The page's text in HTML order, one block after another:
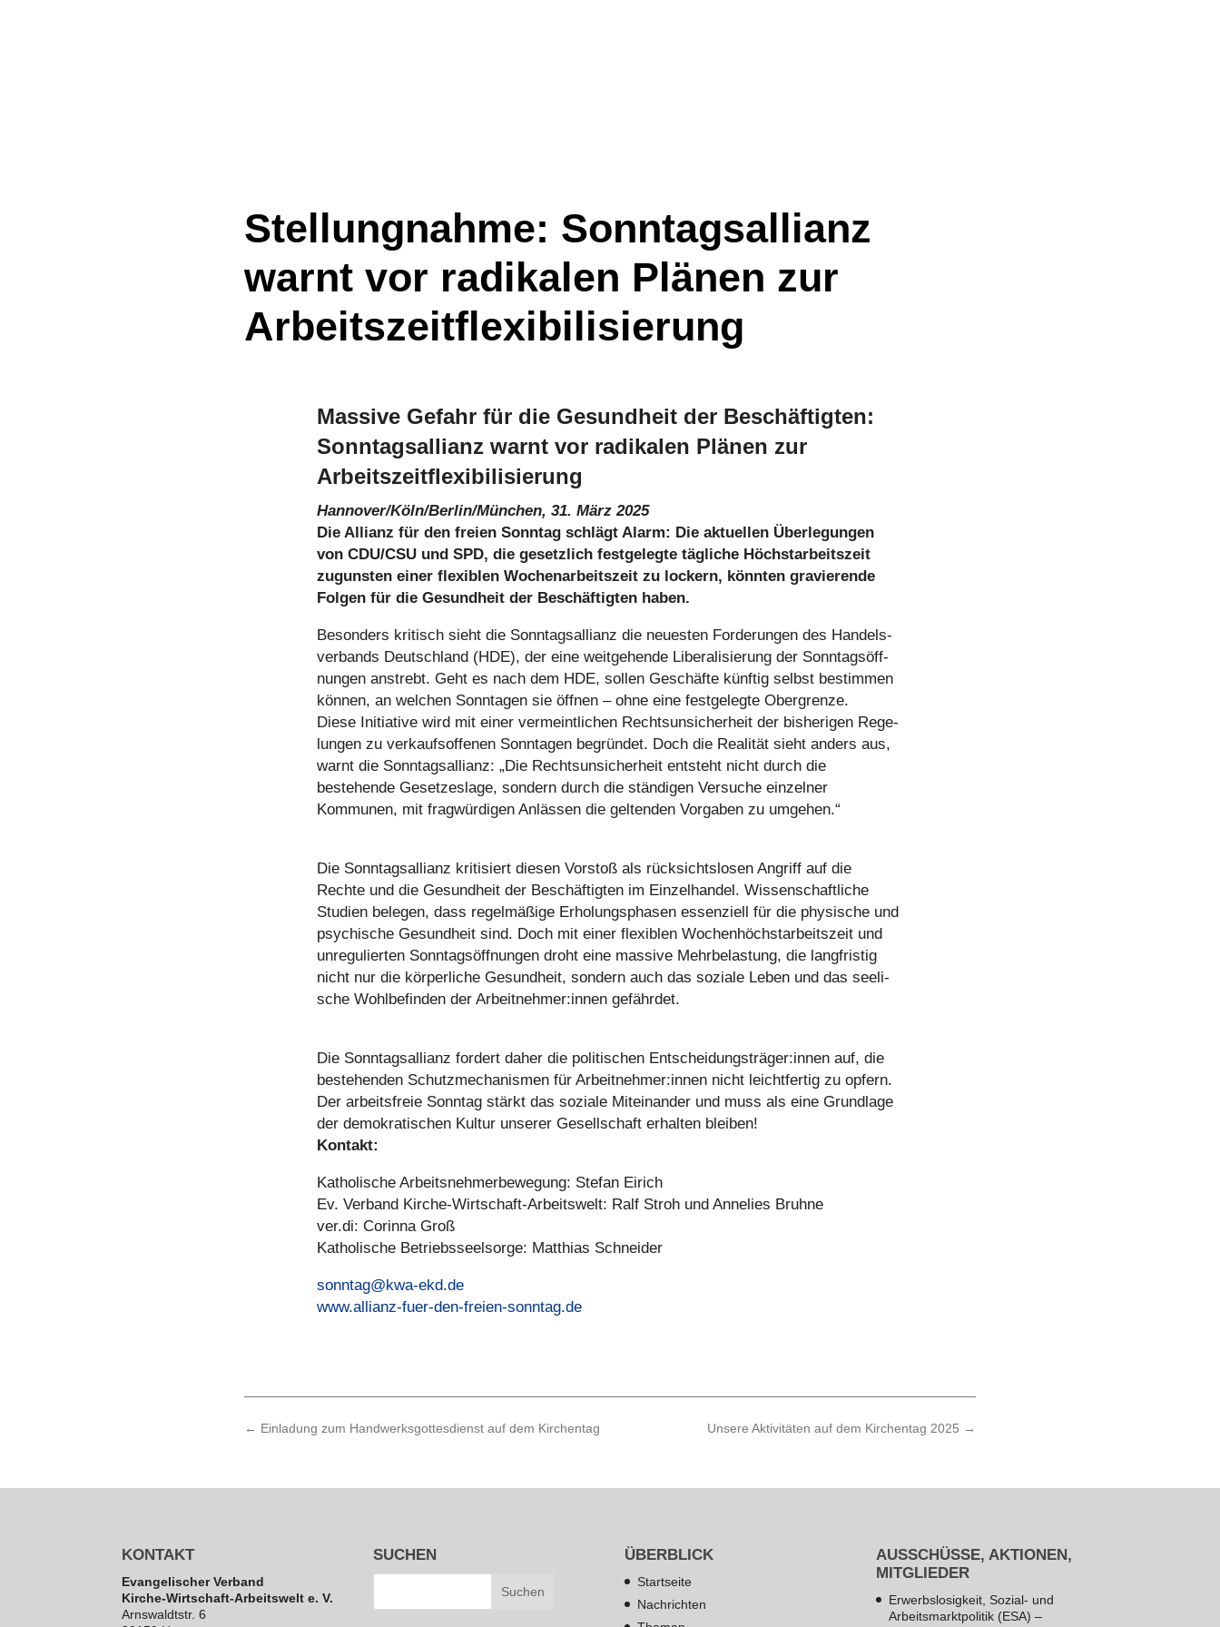
Stellungnahme: Sonntagsallianz
warnt vor radikalen Plänen zur
Arbeitszeitflexibilisierung
Massive Gefahr für die Gesundheit der Beschäftigten:
Sonntagsallianz warnt vor radikalen Plänen zur
Arbeitszeitflexibilisierung
Hannover/Köln/Berlin/München, 31. März 2025
Die Allianz für den freien Sonntag schlägt Alarm: Die aktu­el­len Über­le­gun­gen
von CDU/CSU und SPD, die gesetz­lich fest­ge­legte tägliche Höchst­ar­beits­zeit
zuguns­ten einer fle­xi­blen Wochen­ar­beits­zeit zu lockern, könnten gra­vie­rende
Folgen für die Gesund­heit der Beschäf­tig­ten haben.
Beson­ders kritisch sieht die Sonn­tags­al­li­anz die neuesten For­de­run­gen des Han­dels­
ver­bands Deutsch­land (HDE), der eine weit­ge­hende Libe­ra­li­sie­rung der Sonn­tags­öff­
nun­gen anstrebt. Geht es nach dem HDE, sollen Geschäfte künftig selbst bestim­men
können, an welchen Sonn­ta­gen sie öffnen – ohne eine fest­ge­legte Ober­grenze.
Diese Initia­tive wird mit einer ver­meint­li­chen Rechts­un­si­cher­heit der bis­he­ri­gen Rege­
lun­gen zu ver­kaufs­of­fe­nen Sonn­ta­gen begrün­det. Doch die Realität sieht anders aus,
warnt die Sonn­tags­al­li­anz: „Die Rechts­un­si­cher­heit entsteht nicht durch die
bestehende Geset­zes­lage, sondern durch die stän­di­gen Versuche ein­zel­ner
Kommunen, mit frag­wür­di­gen Anlässen die gel­ten­den Vorgaben zu umgehen.“
Die Sonn­tags­al­li­anz kri­ti­siert diesen Vorstoß als rück­sichts­lo­sen Angriff auf die
Rechte und die Gesund­heit der Beschäf­tig­ten im Ein­zel­han­del. Wis­sen­schaft­li­che
Studien belegen, dass regel­mä­ßige Erho­lungs­pha­sen essen­zi­ell für die phy­si­sche und
psy­chi­sche Gesund­heit sind. Doch mit einer fle­xi­blen Wochen­höchst­ar­beits­zeit und
unre­gu­lier­ten Sonn­tags­öff­nun­gen droht eine massive Mehr­be­las­tung, die lang­fris­tig
nicht nur die kör­per­li­che Gesund­heit, sondern auch das soziale Leben und das see­li­
sche Wohl­be­fin­den der Arbeitnehmer:innen gefähr­det.
Die Sonn­tags­al­li­anz fordert daher die poli­ti­schen Entscheidungsträger:innen auf, die
bestehen­den Schutz­me­cha­nis­men für Arbeitnehmer:innen nicht leicht­fer­tig zu opfern.
Der arbeits­freie Sonntag stärkt das soziale Mit­ein­an­der und muss als eine Grund­lage
der demo­kra­ti­schen Kultur unserer Gesell­schaft erhalten bleiben!
Kontakt:
Katho­li­sche Arbeits­neh­mer­be­we­gung: Stefan Eirich
Ev. Verband Kirche-Wirt­schaft-Arbeits­welt: Ralf Stroh und Annelies Bruhne
ver.di: Corinna Groß
Katho­li­sche Betriebs­seel­sorge: Matthias Schnei­der
sonntag@kwa-ekd.de
www.allianz-fuer-den-freien-sonntag.de
← Einladung zum Handwerksgottesdienst auf dem Kirchentag Unsere Aktivitäten auf dem Kirchentag 2025 →
KONTAKT
Evan­ge­li­scher Verband
Kirche-Wirt­schaft-Arbeits­welt e. V.
Arns­waldt­str. 6
SUCHEN ÜBERBLICK
Startseite
Nachrichten
AUSSCHÜSSE, AKTIONEN,
MITGLIEDER
Erwerbslosigkeit, Sozial- und
Arbeitsmarktpolitik (ESA) –